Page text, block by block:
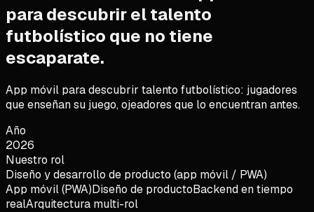
para descubrir el talento
futbolístico que no tiene
escaparate.
App móvil para descubrir talento futbolístico: jugadores
que enseñan su juego, ojeadores que lo encuentran antes.
Año
2026
Nuestro rol
Diseño y desarrollo de producto (app móvil / PWA)
App móvil (PWA)Diseño de productoBackend en tiempo
realArquitectura multi-rol